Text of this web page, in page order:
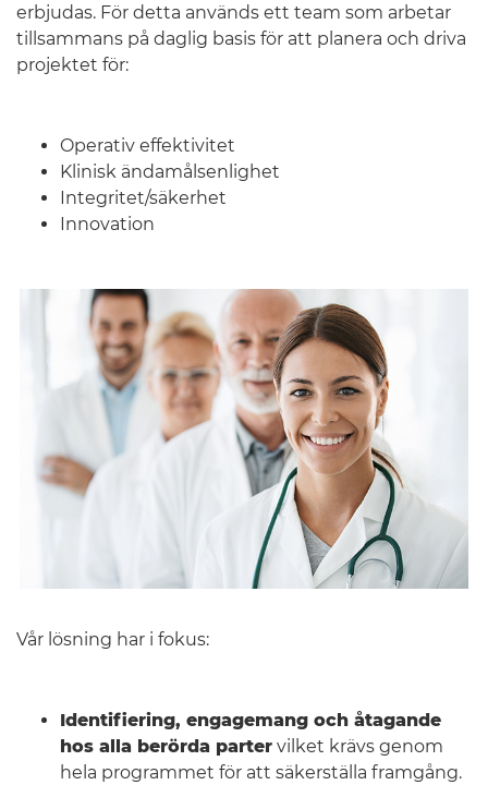
erbjudas. För detta används ett team som arbetar
tillsammans på daglig basis för att planera och driva
projektet för:
Operativ effektivitet
Klinisk ändamålsenlighet
Integritet/säkerhet
Innovation
Vår lösning har i fokus:
Identifiering, engagemang och åtagande
hos alla berörda parter vilket krävs genom
hela programmet för att säkerställa framgång.